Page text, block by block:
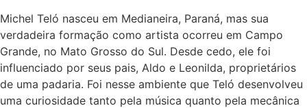
Michel Teló nasceu em Medianeira, Paraná, mas sua
verdadeira formação como artista ocorreu em Campo
Grande, no Mato Grosso do Sul. Desde cedo, ele foi
influenciado por seus pais, Aldo e Leonilda, proprietários
de uma padaria. Foi nesse ambiente que Teló desenvolveu
uma curiosidade tanto pela música quanto pela mecânica